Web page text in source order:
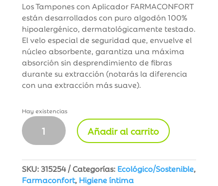
Los Tampones con Aplicador FARMACONFORT
están desarrollados con puro algodón 100%
hipoalergénico, dermatológicamente testado.
El velo especial de seguridad que, envuelve el
núcleo absorbente, garantiza una máxima
absorción sin desprendimiento de fibras
durante su extracción (notarás la diferencia
con una extracción más suave).
Hay existencias
FarmaConfort
Tampones
con
Súper
Plus
Añadir al carrito
SKU:315254 Categorías: Ecológico/Sostenible,
Farmaconfort, Higiene íntima